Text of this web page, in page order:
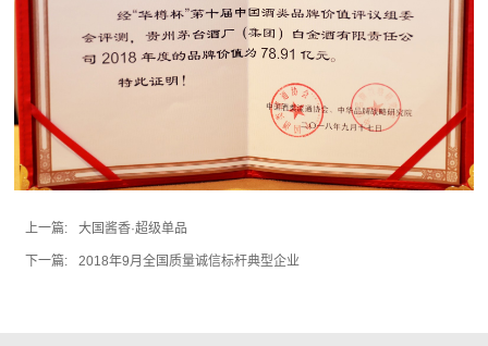
上一篇: 大国酱香·超级单品
下一篇: 2018年9月全国质量诚信标杆典型企业